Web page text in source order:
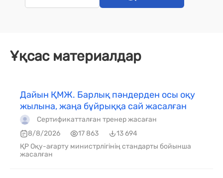
Ұқсас материалдар
Дайын ҚМЖ. Барлық пәндерден осы оқу
жылына, жаңа бұйрыққа сай жасалған
Сертификатталған тренер жасаған
8/8/2026
17 863
13 694
ҚР Оқу-ағарту министрлігінің стандарты бойынша
жасалған